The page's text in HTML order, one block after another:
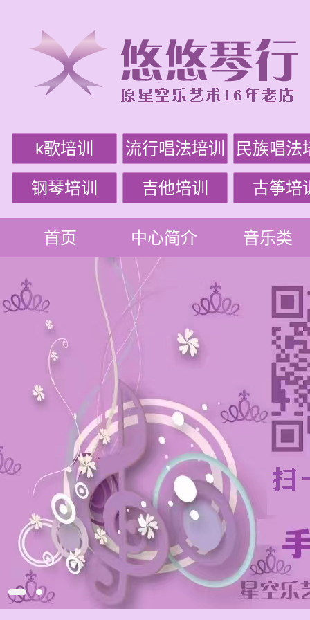
k歌培训 流行唱法培训 民族唱法
钢琴培训 吉他培训 古筝培
首页 中心简介 音乐类